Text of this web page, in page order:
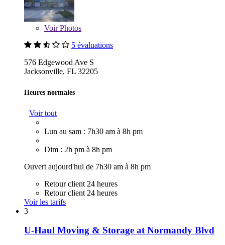
VoirPhotos
5 évaluations
576 Edgewood Ave S
Jacksonville, FL 32205
Heures normales
Voir tout
Lun au sam : 7h30 am à 8h pm
Dim : 2h pm à 8h pm
Ouvert aujourd'hui de 7h30 am à 8h pm
Retour client 24 heures
Retour client 24 heures
Voir les tarifs
3
U-Haul Moving & Storage at Normandy Blvd